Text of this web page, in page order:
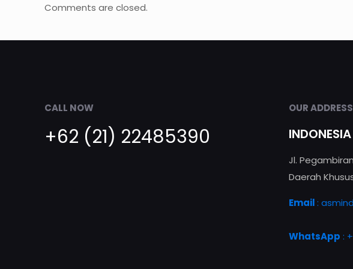
Comments are closed.
CALL NOW
+62 (21) 22485390
OUR ADDRESS
INDONESIA
Jl.
Daerah
Email:
WhatsApp :